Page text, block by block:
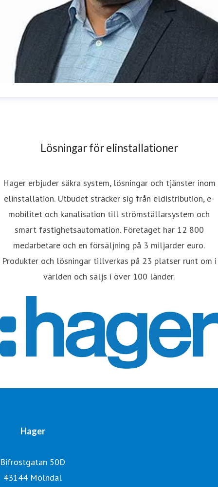
Lösningar för elinstallationer
Hager erbjuder säkra system, lösningar och tjänster inom
elinstallation. Utbudet sträcker sig från eldistribution, e-
mobilitet och kanalisation till strömställarsystem och
smart fastighetsautomation. Företaget har 12 800
medarbetare och en försäljning på 3 miljarder euro.
Produkter och lösningar tillverkas på 23 platser runt om i
världen och säljs i över 100 länder.
Hager
Bifrostgatan 50D
43144 Mölndal